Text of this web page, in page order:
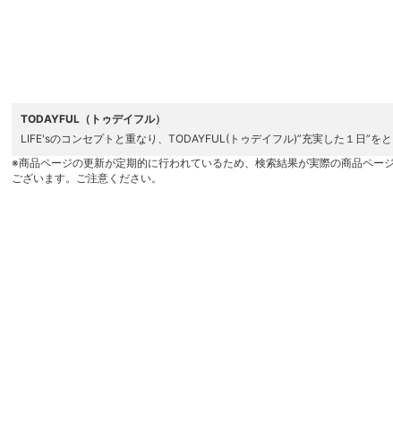
TODAYFUL（トゥデイフル）
LIFE'sのコンセプトと重なり、TODAYFUL(トゥデイフル)”充実した１日”を
※商品ページの更新が定期的に行われているため、検索結果が実際の商品ペ
ございます。ご注意ください。